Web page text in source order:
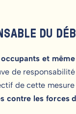
DU
et
de
de cette
contre les forces